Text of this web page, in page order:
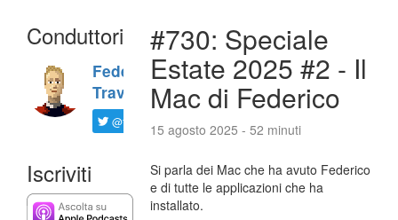
Conduttori
Federico
Travaini
@ftrava
Iscriviti
#730: Speciale
Estate 2025 #2 - Il
Mac di Federico
15 agosto 2025 - 52 minuti
Si parla dei Mac che ha avuto Federico
e di tutte le applicazioni che ha
installato.